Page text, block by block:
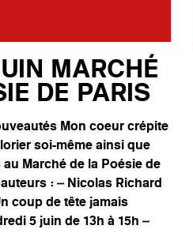
MARCHÉ
DE PARIS
Mon coeur crépite
soi-même ainsi que
Marché de la Poésie de
: – Nicolas Richard
coup de tête jamais
5 juin de 13h à 15h –